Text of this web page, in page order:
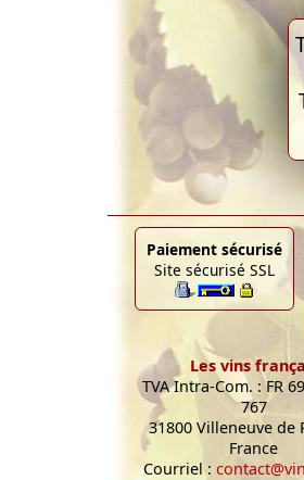
Paiement sécurisé
Site sécurisé SSL
Les vins
TVA Intra-Com. : FR
767
31800 Villeneuve de
France
Courriel :